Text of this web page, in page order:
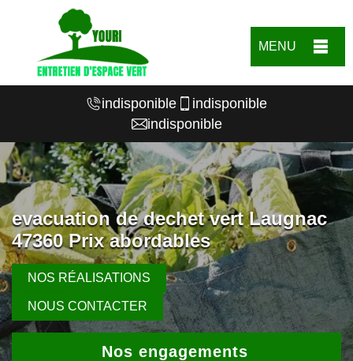
MENU
indisponible
indisponible
indisponible
evacuation de dechet vert Laugnac
47360 Prix abordables
NOS RÉALISATIONS
NOUS CONTACTER
Nos engagements